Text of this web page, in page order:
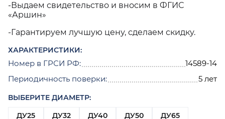
-Выдаем свидетельство и вносим в ФГИС
«Аршин»
-Гарантируем лучшую цену, сделаем скидку.
ХАРАКТЕРИСТИКИ:
Номер в ГРСИ РФ:
14589-14
Периодичность поверки:
5 лет
ВЫБЕРИТЕ ДИАМЕТР:
ДУ25
ДУ32 ДУ40 ДУ50
ДУ65